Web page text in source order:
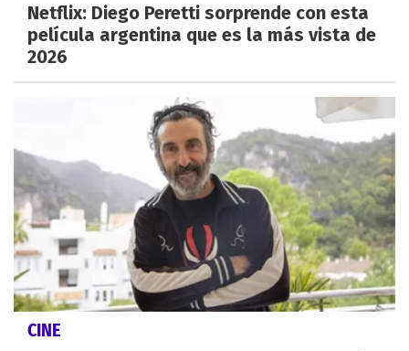
Netflix: Diego Peretti sorprende con esta
película argentina que es la más vista de
2026
CINE